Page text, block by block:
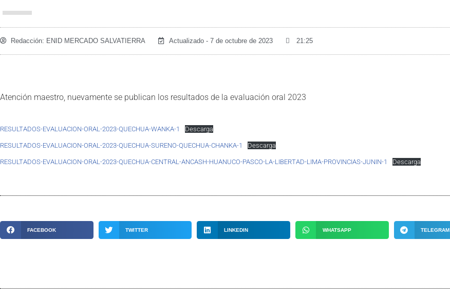
Redacción: ENID MERCADO SALVATIERRA Actualizado - 7 de octubre de 2023 21:25
Atención maestro, nuevamente se publican los resultados de la evaluación oral 2023
RESULTADOS-EVALUACION-ORAL-2023-QUECHUA-WANKA-1 Descarga
RESULTADOS-EVALUACION-ORAL-2023-QUECHUA-SURENO-QUECHUA-CHANKA-1 Descarga
RESULTADOS-EVALUACION-ORAL-2023-QUECHUA-CENTRAL-ANCASH-HUANUCO-PASCO-LA-LIBERTAD-LIMA-PROVINCIAS-JUNIN-1 Descarga
FACEBOOK TWITTER LINKEDIN WHATSAPP TELEGRAM